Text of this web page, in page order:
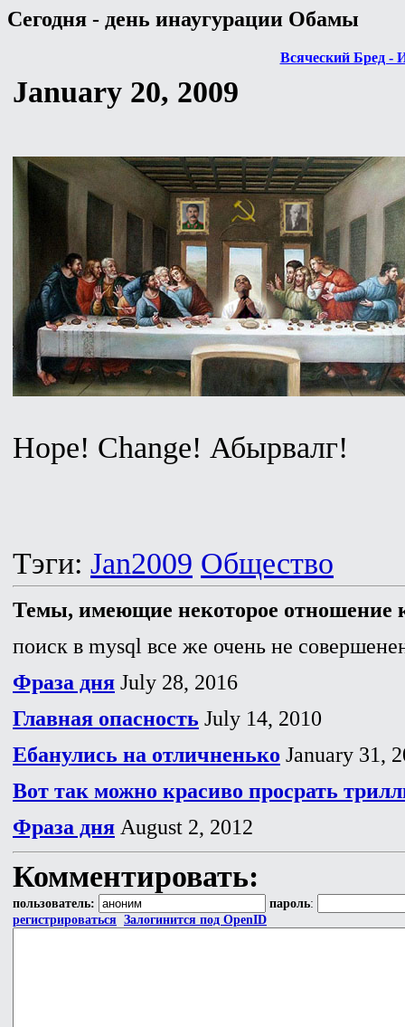
Сегодня - день инаугурации Обамы
Всяческий Бред -
January 20, 2009
Hope! Change! Абырвалг!
Тэги: Jan2009 Общество
Темы, имеющие некоторое отношение
поиск в mysql все же очень не
Фраза дня July 28, 2016
Главная опасность July 14, 2010
Ебанулись на отличненько January 31,
Вот так можно красиво просрать
Фраза дня August 2, 2012
Комментировать:
пользователь: пароль:
регистрироваться Залогинится под OpenID